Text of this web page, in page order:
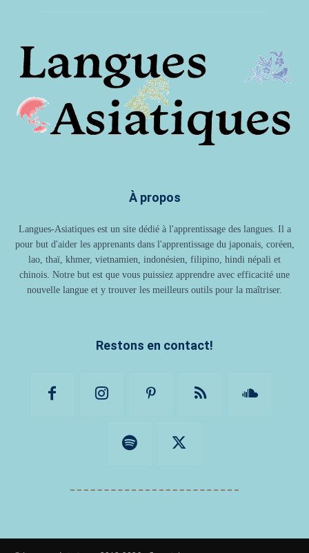
À propos
Langues-Asiatiques est un site dédié à l'apprentissage des langues. Il a
pour but d'aider les apprenants dans l'apprentissage du japonais, coréen,
lao, thaï, khmer, vietnamien, indonésien, filipino, hindi népali et
chinois. Notre but est que vous puissiez apprendre avec efficacité une
nouvelle langue et y trouver les meilleurs outils pour la maîtriser.
Restons en contact!